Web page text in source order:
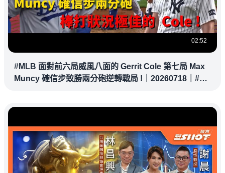
02:52
#MLB 面對前六局威風八面的 Gerrit Cole 第七局 Max
Muncy 確信步致勝兩分砲逆轉戰局 !｜20260718｜#洛